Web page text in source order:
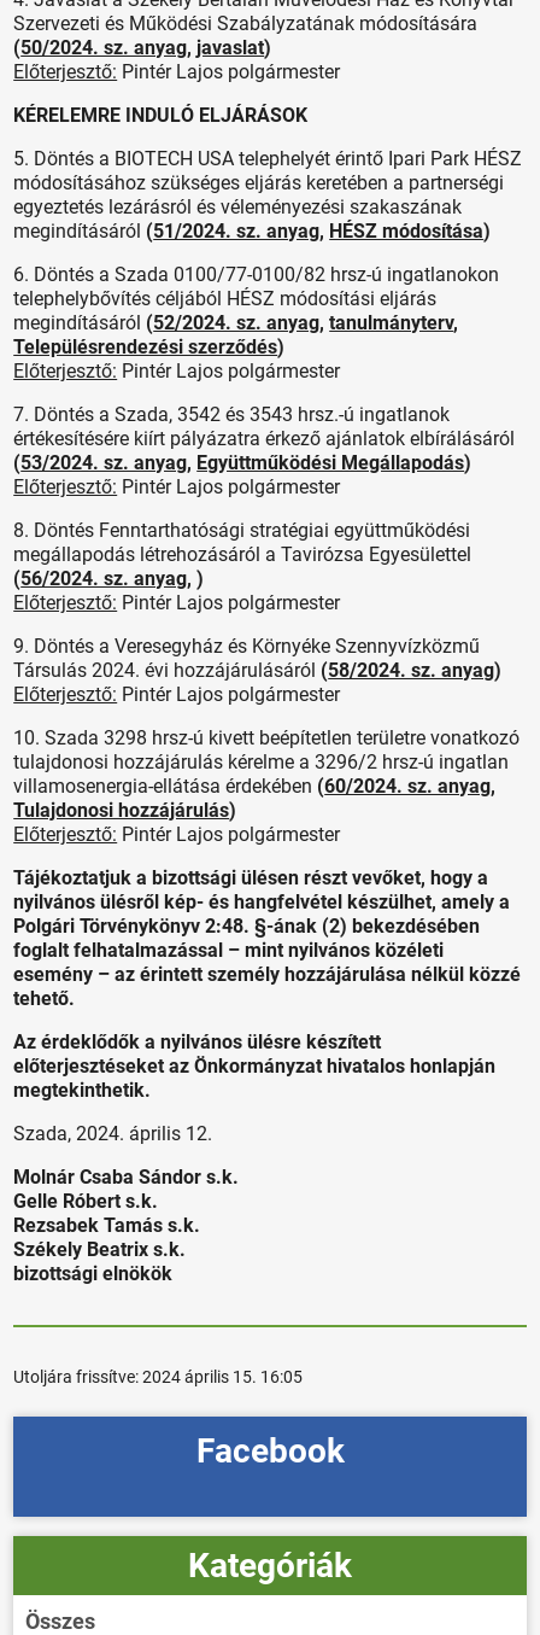
Szervezeti és Működési Szabályzatának módosítására
(50/2024. sz. anyag, javaslat)
Előterjesztő: Pintér Lajos polgármester
KÉRELEMRE INDULÓ ELJÁRÁSOK
5. Döntés a BIOTECH USA telephelyét érintő Ipari Park HÉSZ
módosításához szükséges eljárás keretében a partnerségi
egyeztetés lezárásról és véleményezési szakaszának
megindításáról (51/2024. sz. anyag, HÉSZ módosítása)
6. Döntés a Szada 0100/77-0100/82 hrsz-ú ingatlanokon
telephelybővítés céljából HÉSZ módosítási eljárás
megindításáról (52/2024. sz. anyag,tanulmányterv,
Településrendezési szerződés)
Előterjesztő: Pintér Lajos polgármester
7. Döntés a Szada, 3542 és 3543 hrsz.-ú ingatlanok
értékesítésére kiírt pályázatra érkező ajánlatok elbírálásáról
(53/2024. sz. anyag, Együttműködési Megállapodás)
Előterjesztő: Pintér Lajos polgármester
8. Döntés Fenntarthatósági stratégiai együttműködési
megállapodás létrehozásáról a Tavirózsa Egyesülettel
(56/2024. sz. anyag, )
Előterjesztő: Pintér Lajos polgármester
9. Döntés a Veresegyház és Környéke Szennyvízközmű
Társulás 2024. évi hozzájárulásáról (58/2024. sz. anyag)
Előterjesztő: Pintér Lajos polgármester
10. Szada 3298 hrsz-ú kivett beépítetlen területre vonatkozó
tulajdonosi hozzájárulás kérelme a 3296/2 hrsz-ú ingatlan
villamosenergia-ellátása érdekében (60/2024. sz. anyag,
Tulajdonosi hozzájárulás)
Előterjesztő: Pintér Lajos polgármester
Tájékoztatjuk a bizottsági ülésen részt vevőket, hogy a
nyilvános ülésről kép- és hangfelvétel készülhet, amely a
Polgári Törvénykönyv 2:48. §-ának (2) bekezdésében
foglalt felhatalmazással – mint nyilvános közéleti
esemény – az érintett személy hozzájárulása nélkül közzé
tehető.
Az érdeklődők a nyilvános ülésre készített
előterjesztéseket az Önkormányzat hivatalos honlapján
megtekinthetik.
Szada, 2024. április 12.
Molnár Csaba Sándor s.k.
Gelle Róbert s.k.
Rezsabek Tamás s.k.
Székely Beatrix s.k.
bizottsági elnökök
Utoljára frissítve:2024 április 15. 16:05
Facebook
Kategóriák
Összes